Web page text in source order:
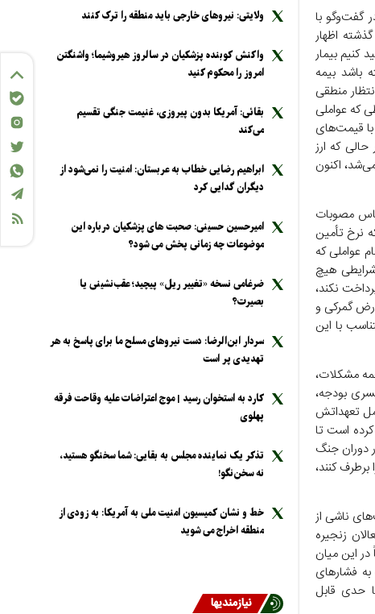
گفت‌و‌گو با
اظهار
کنیم بیمار
باشد بیمه
منطقی
که عواملی
با قیمت‌های
که ارز
۲۸ هزار و ۵۰۰ تومان تأمین می‌شد، اکنون
مصوبات
نرخ تأمین
تمام عواملی که
هیچ
نکند،
گمرکی و
با این
مشکلات،
بودجه،
تعهداتش
است تا
دوران جنگ
کنند،
ناشی از
زنجیره
این میان
فشار‌های
حدی قابل
ولایتی: نیرو‌های خارجی باید منطقه را ترک کنند
واکنش کوبنده پزشکیان در سالروز هیروشیما؛ واشنگتن
امروز را محکوم کنید
بقائی: آمریکا بدون پیروزی، غنیمت جنگی تقسیم
می‌کند
ابراهیم رضایی خطاب به عربستان: امنیت را نمی‌شود از
دیگران گدایی کرد
امیرحسین حسینی: صحبت های پزشکیان درباره این
موضوعات چه زمانی پخش می شود؟
ضرغامی نسخه «تغییر ریل» پیچید؛ عقب‌نشینی یا
بصیرت؟
سردار ابن‌الرضا: دست نیرو‌های مسلح ما برای پاسخ به هر
تهدیدی پر است
کارد به استخوان رسید | موج اعتراضات علیه وقاحت فرقه
پهلوی
تذکر یک نماینده مجلس به بقایی: شما سخنگو هستید،
نه سخن‌نگو!
خط و نشان کمیسیون امنیت ملی به آمریکا: به زودی از
منطقه اخراج می شوید
نیازمندیها